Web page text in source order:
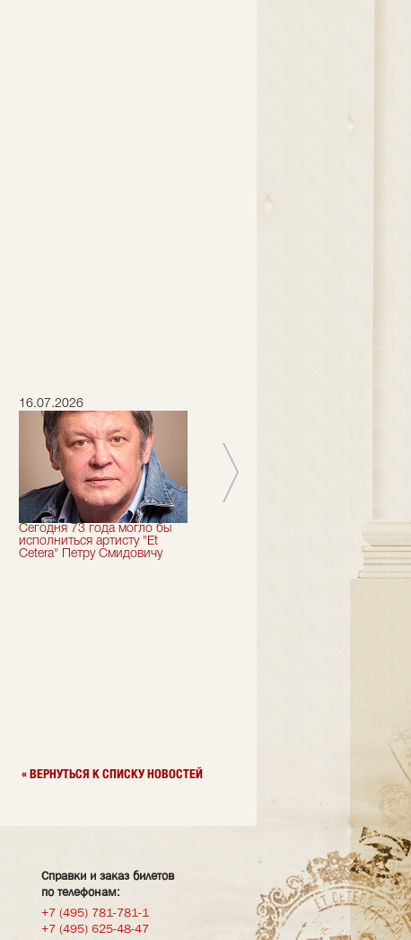
16.07.2026
Сегодня 73 года могло бы
исполниться артисту "Et
Cetera" Петру Смидовичу
отмечает актер "Et Cetera" -
« ВЕРНУТЬСЯ К СПИСКУ НОВОСТЕЙ
Справки и заказ билетов
по телефонам:
+7 (495) 781-781-1
+7 (495) 625-48-47